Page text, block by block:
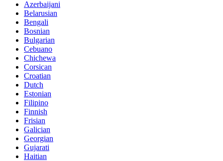
Azerbaijani
Belarusian
Bengali
Bosnian
Bulgarian
Cebuano
Chichewa
Corsican
Croatian
Dutch
Estonian
Filipino
Finnish
Frisian
Galician
Georgian
Gujarati
Haitian